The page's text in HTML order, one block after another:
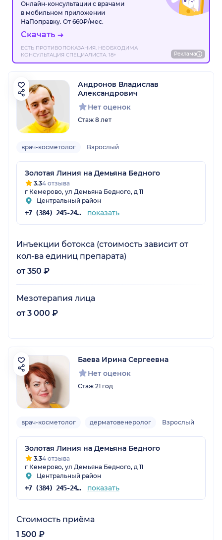
Онлайн-консультации с врачами
в мобильном приложении
НаПоправку. От 660₽/мес.
Скачать
ЕСТЬ ПРОТИВОПОКАЗАНИЯ. НЕОБХОДИМА
КОНСУЛЬТАЦИЯ СПЕЦИАЛИСТА. 18+
Реклама
Андронов Владислав
Александрович
Нет оценок
Стаж 8 лет
врач-косметолог Взрослый
Золотая Линия на Демьяна Бедного
3.34 отзыва
г Кемерово, ул Демьяна Бедного, д 11
Центральный район
+7 (384) 245-24-52 показать
Инъекции ботокса (стоимость зависит от
кол-ва единиц препарата)
от 350 ₽
Мезотерапия лица
от 3 000 ₽
Баева Ирина Сергеевна
Нет оценок
Стаж 21 год
врач-косметолог дерматовенеролог Взрослый
Золотая Линия на Демьяна Бедного
3.34 отзыва
г Кемерово, ул Демьяна Бедного, д 11
Центральный район
+7 (384) 245-24-52 показать
Стоимость приёма
1 500 ₽